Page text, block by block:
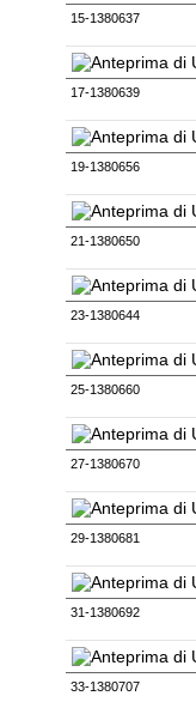
15-1380637
17-1380639
19-1380656
21-1380650
23-1380644
25-1380660
27-1380670
29-1380681
31-1380692
33-1380707